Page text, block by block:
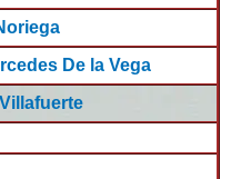
De la Vega